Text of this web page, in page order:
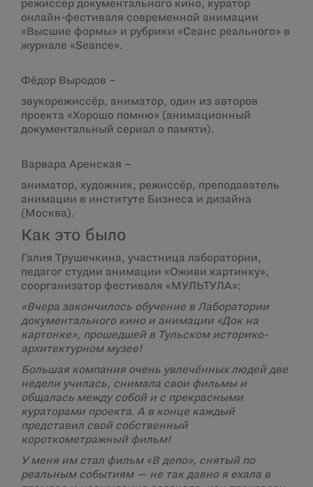
режиссёр документального кино, куратор
онлайн-фестиваля современной анимации
«Высшие формы» и рубрики «Сеанс реального» в
журнале «Seance».
Фёдор Выродов –
звукорежиссёр, аниматор, один из авторов
проекта «Хорошо помню» (анимационный
документальный сериал о памяти).
Варвара Аренская –
аниматор, художник, режиссёр, преподаватель
анимации в институте Бизнеса и дизайна
(Москва).
Как это было
Галия Трушечкина, участница лаборатории,
педагог студии анимации «Оживи картинку»,
соорганизатор фестиваля «МУЛЬТУЛА»:
«Вчера закончилось обучение в Лаборатории
документального кино и анимации «Док на
картонке», прошедшей в Тульском историко-
архитектурном музее!
Большая компания очень увлечённых людей две
недели училась, снимала свои фильмы и
общалась между собой и с прекрасными
кураторами проекта. А в конце каждый
представил свой собственный
короткометражный фильм!
У меня им стал фильм «В депо», снятый по
реальным событиям — не так давно я ехала в